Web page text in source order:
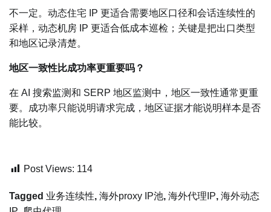
不一定。动态住宅 IP 更适合需要地区口径和会话连续性的
采样，动态机房 IP 更适合低成本巡检；关键是把出口类型
和地区记录清楚。
地区一致性比成功率更重要吗？
在 AI 搜索监测和 SERP 地区监测中，地区一致性通常更重
要。成功率只能说明请求完成，地区证据才能说明样本是否
能比较。
Post Views: 114
Tagged 业务连续性, 海外proxy IP池, 海外代理IP, 海外动态